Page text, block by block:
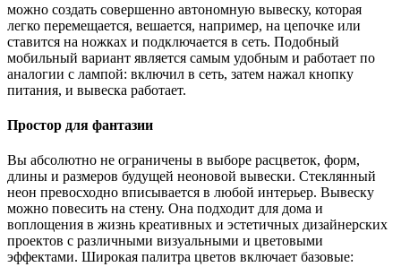
можно создать совершенно автономную вывеску, которая
легко перемещается, вешается, например, на цепочке или
ставится на ножках и подключается в сеть. Подобный
мобильный вариант является самым удобным и работает по
аналогии с лампой: включил в сеть, затем нажал кнопку
питания, и вывеска работает.
Простор для фантазии
Вы абсолютно не ограничены в выборе расцветок, форм,
длины и размеров будущей неоновой вывески. Стеклянный
неон превосходно вписывается в любой интерьер. Вывеску
можно повесить на стену. Она подходит для дома и
воплощения в жизнь креативных и эстетичных дизайнерских
проектов с различными визуальными и цветовыми
эффектами. Широкая палитра цветов включает базовые: